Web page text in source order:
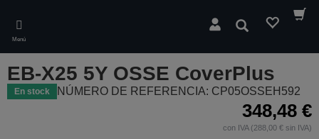
main
content
Menú
Buscar
EB-X25 5Y OSSE CoverPlus
En stock NÚMERO DE REFERENCIA: CP05OSSEH592
348,48 €
con IVA (288,00 € sin IVA)